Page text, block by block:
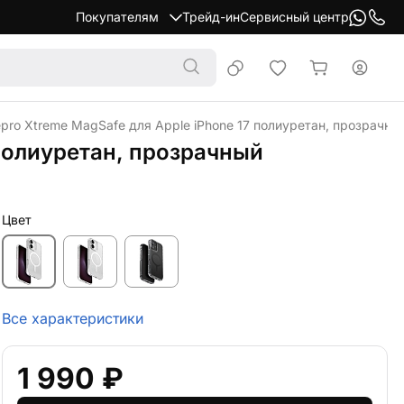
Покупателям Трейд-инСервисный центр
Xtreme MagSafe для Apple iPhone 17 полиуретан,
прозрачный
Цвет
Все характеристики
1 990 ₽